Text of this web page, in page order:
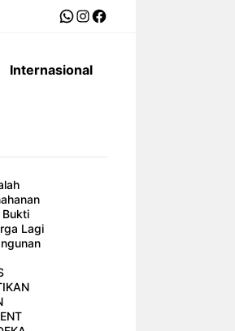
WhatsApp
Instagram
Facebook
Internasional
Bukti
Lagi